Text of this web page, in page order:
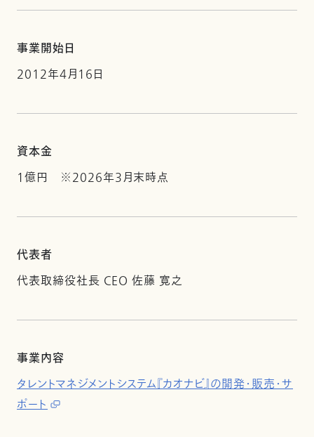
事業開始日
2012年4月16日
資本金
1億円 ※2026年3月末時点
代表者
代表取締役社長 CEO 佐藤 寛之
事業内容
タレントマネジメントシステム『カオナビ』の開発・販売・サ
ポート